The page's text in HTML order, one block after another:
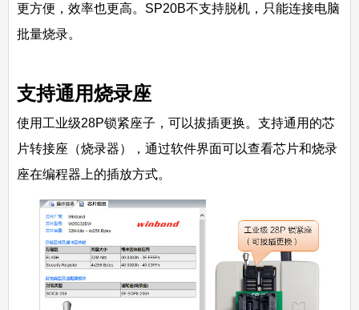
更方便，效率也更高。SP20B不支持脱机，只能连接电脑
批量烧录。
支持通用烧录座
使用工业级28P锁紧座子，可以拔插更换。支持通用的芯
片转接座（烧录器），通过软件界面可以查看芯片和烧录
座在编程器上的插放方式。